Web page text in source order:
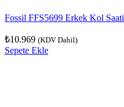
Fossil FFS5699 Erkek Kol Saati
₺10.969 (KDV Dahil)
Sepete Ekle